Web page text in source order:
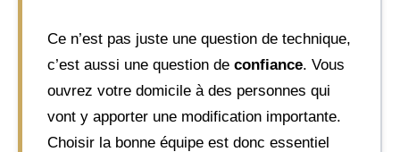
Ce n’est pas juste une question de technique,
c’est aussi une question de confiance. Vous
ouvrez votre domicile à des personnes qui
vont y apporter une modification importante.
Choisir la bonne équipe est donc essentiel